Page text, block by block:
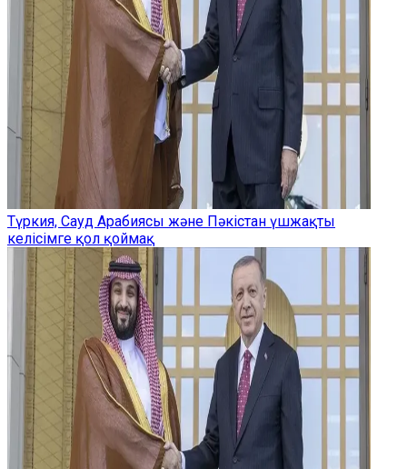
Түркия, Сауд Арабиясы және Пәкістан үшжақты
келісімге қол қоймақ